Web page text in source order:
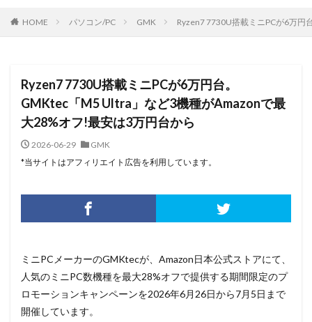
HOME パソコン/PC GMK Ryzen7 7730U搭載ミニPCが6万
Ryzen7 7730U搭載ミニPCが6万円台。
GMKtec「M5 Ultra」など3機種がAmazonで最
大28%オフ!最安は3万円台から
2026-06-29
GMK
*当サイトはアフィリエイト広告を利用しています。
ミニPCメーカーのGMKtecが、Amazon日本公式ストアにて、
人気のミニPC数機種を最大28%オフで提供する期間限定のプ
ロモーションキャンペーンを2026年6月26日から7月5日まで
開催しています。